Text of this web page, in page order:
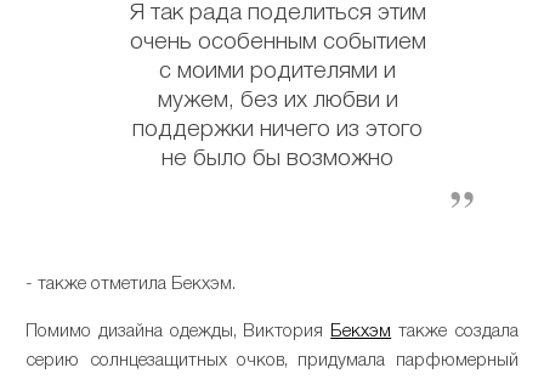
Я так рада поделиться этим
очень особенным событием
с моими родителями и
мужем, без их любви и
поддержки ничего из этого
не было бы возможно
- также отметила Бекхэм.
Помимо дизайна одежды, Виктория Бекхэм также создала
серию солнцезащитных очков, придумала парфюмерный